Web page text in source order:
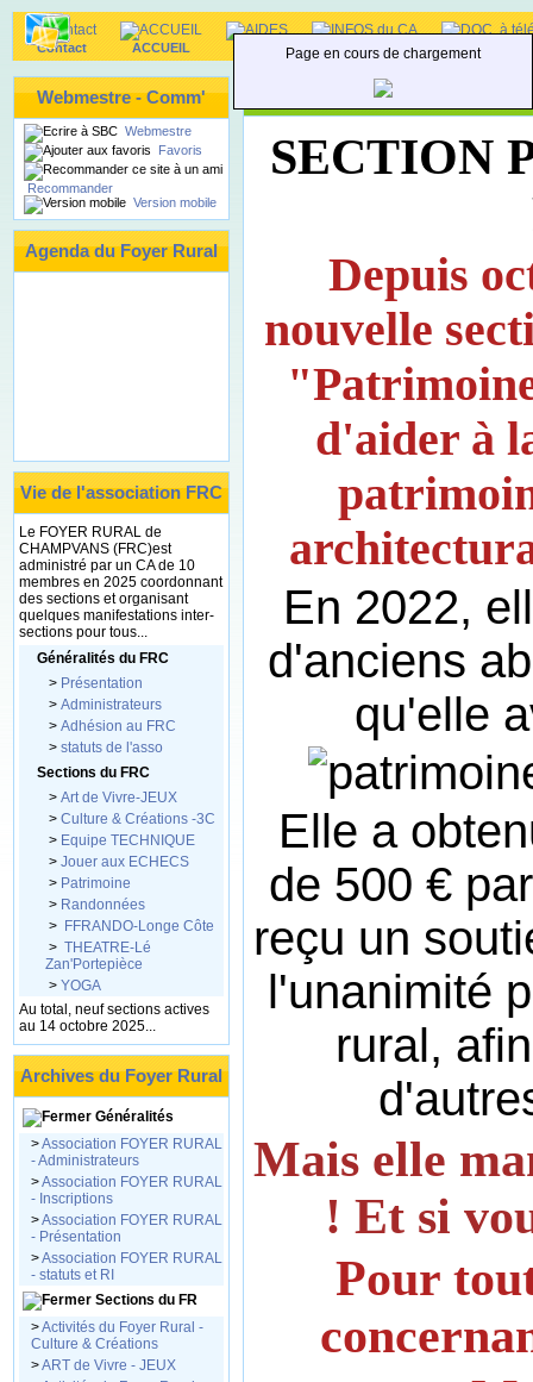
Page en cours de chargement
Contact ACCUEIL INFOS du CA DOC. à
Webmestre - Comm'
Webmestre
Favoris
Recommander
Version mobile
Agenda du Foyer Rural
Vie de l'association FRC
Le FOYER RURAL de
CHAMPVANS (FRC)est
administré par un CA de 10
membres en 2025 coordonnant
des sections et organisant
quelques manifestations inter-
sections pour tous...
Généralités du FRC
> Présentation
> Administrateurs
> Adhésion au FRC
> statuts de l'asso
Sections du FRC
> Art de Vivre-JEUX
> Culture & Créations -3C
> Equipe TECHNIQUE
> Jouer aux ECHECS
> Patrimoine
> Randonnées
> FFRANDO-Longe Côte
> THEATRE-Lé
Zan'Portepièce
> YOGA
Au total, neuf sections actives
au 14 octobre 2025...
Archives du Foyer Rural
Généralités
>Association FOYER RURAL
- Administrateurs
>Association FOYER RURAL
- Inscriptions
>Association FOYER RURAL
- Présentation
>Association FOYER RURAL
- statuts et RI
Sections du FR
>Activités du Foyer Rural -
Culture & Créations
>ART de Vivre - JEUX
Sections du FRC -
SECTION
Depuis
nouvelle
d'aider à
En 2022,
d'anciens
qu'elle
Elle a
de 500 €
reçu un
l'unanimité
rural,
Mais elle
! Et si
Pour